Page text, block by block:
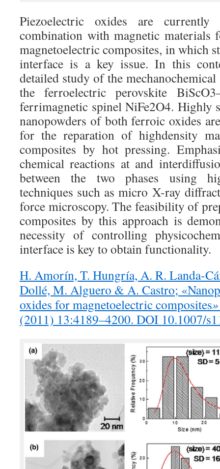
Piezoelectric oxides are
combination with magnetic materials
magnetoelectric composites, in which
interface is a key issue. In this
detailed study of the
the ferroelectric perovskite
ferrimagnetic spinel NiFe2O4. Highly
nanopowders of both ferroic oxides
for the reparation of highdensity
composites by hot pressing.
chemical reactions at and
between the two phases using
techniques such as micro X-ray
force microscopy. The feasibility of
composites by this approach is
necessity of controlling
interface is key to obtain functionality.
H. Amorín, T. Hungría, A. R. Landa-
Dollé, M. Alguero & A. Castro;
oxides for magnetoelectric composites
(2011) 13:4189–4200. DOI 10.1007/